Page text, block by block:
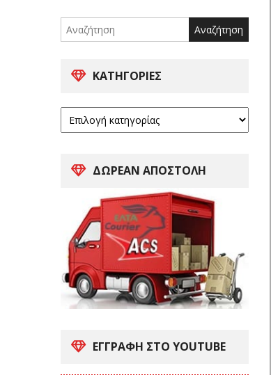
for:
ΚΑΤΗΓΟΡΊΕΣ
ΔΩΡΕΑΝ ΑΠΟΣΤΟΛΗ
ΕΓΓΡΑΦΗ ΣΤΟ YOUTUBE